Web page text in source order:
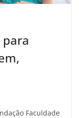
para
Faculdade